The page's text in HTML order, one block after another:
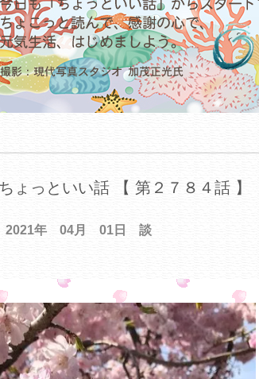
ょっといい話 【 第２７８４話 】
2021年 04月 01日 談